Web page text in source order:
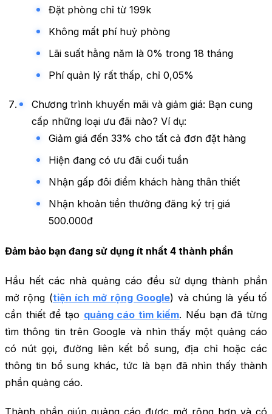
Đặt phòng chỉ từ 199k
Không mất phí huỷ phòng
Lãi suất hằng năm là 0% trong 18 tháng
Phí quản lý rất thấp, chỉ 0,05%
Chương trình khuyến mãi và giảm giá: Bạn cung
cấp những loại ưu đãi nào? Ví dụ:
Giảm giá đến 33% cho tất cả đơn đặt hàng
Hiện đang có ưu đãi cuối tuần
Nhận gấp đôi điểm khách hàng thân thiết
Nhận khoản tiền thưởng đăng ký trị giá
500.000đ
Đảm bảo bạn đang sử dụng ít nhất 4 thành phần
Hầu hết các nhà quảng cáo đều sử dụng thành phần
mở rộng (tiện ích mở rộng Google) và chúng là yếu tố
cần thiết để tạo quảng cáo tìm kiếm. Nếu bạn đã từng
tìm thông tin trên Google và nhìn thấy một quảng cáo
có nút gọi, đường liên kết bổ sung, địa chỉ hoặc các
thông tin bổ sung khác, tức là bạn đã nhìn thấy thành
phần quảng cáo.
Thành phần giúp quảng cáo được mở rộng hơn và có